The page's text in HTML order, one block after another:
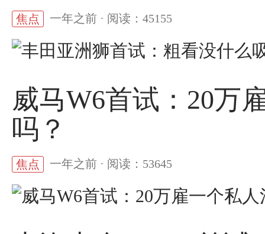
焦点 一年之前 · 阅读：45155
威马W6首试：20万
吗？
焦点 一年之前 · 阅读：53645